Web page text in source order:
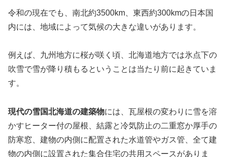
令和の現在でも、南北約3500km、東西約300kmの日本国
内には、地域によって気候の大きな違いがあります。
例えば、九州地方に桜が咲く頃、北海道地方では氷点下の
吹雪で雪が降り積もるということは当たり前に起きていま
す。
現代の雪国北海道の建築物には、瓦屋根の変わりに雪を溶
かすヒーター付の屋根、結露と冷気防止の二重窓か厚手の
防寒窓、建物の内側に配置された水道管やガス管、全て建
物の内側に設置された集合住宅の共用スペースがありま